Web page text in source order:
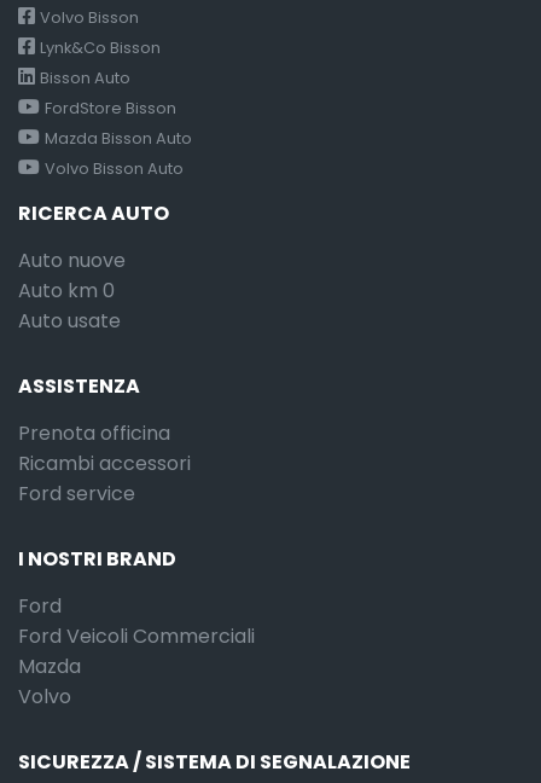
Volvo Bisson
Lynk&Co Bisson
Bisson Auto
FordStore Bisson
Mazda Bisson Auto
Volvo Bisson Auto
RICERCA AUTO
Auto nuove
Auto km 0
Auto usate
ASSISTENZA
Prenota officina
Ricambi accessori
Ford service
I NOSTRI BRAND
Ford
Ford Veicoli Commerciali
Mazda
Volvo
SICUREZZA / SISTEMA DI SEGNALAZIONE